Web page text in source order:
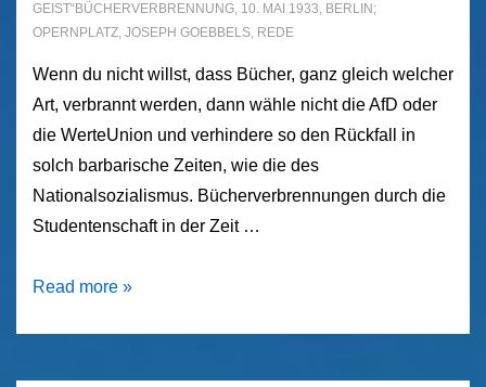
GEIST“BÜCHERVERBRENNUNG, 10. MAI 1933, BERLIN;
OPERNPLATZ, JOSEPH GOEBBELS, REDE
Wenn du nicht willst, dass Bücher, ganz gleich welcher
Art, verbrannt werden, dann wähle nicht die AfD oder
die WerteUnion und verhindere so den Rückfall in
solch barbarische Zeiten, wie die des
Nationalsozialismus. Bücherverbrennungen durch die
Studentenschaft in der Zeit …
Wo
verbrennt,
Read more »